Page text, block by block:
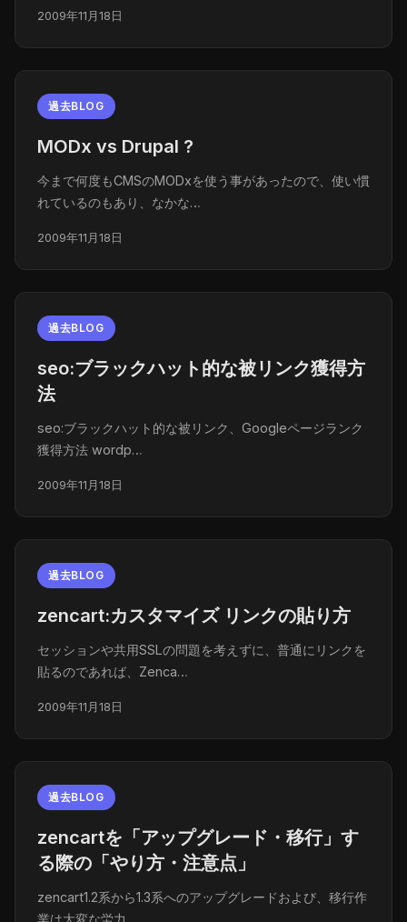
2009年11月18日
過去BLOG
MODx vs Drupal ?
今まで何度もCMSのMODxを使う事があったので、使い慣
れているのもあり、なかな…
2009年11月18日
過去BLOG
seo:ブラックハット的な被リンク獲得方
法
seo:ブラックハット的な被リンク、Googleページランク
獲得方法 wordp…
2009年11月18日
過去BLOG
zencart:カスタマイズ リンクの貼り方
セッションや共用SSLの問題を考えずに、普通にリンクを
貼るのであれば、Zenca…
2009年11月18日
過去BLOG
zencartを「アップグレード・移行」す
る際の「やり方・注意点」
zencart1.2系から1.3系へのアップグレードおよび、移行作
業は大変な労力…